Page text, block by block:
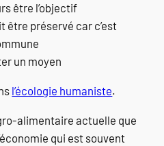
être l’objectif
être préservé car c’est
un moyen
l’écologie humaniste.
alimentaire actuelle que
qui est souvent